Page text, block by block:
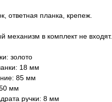
ответная планка, крепеж.
механизм в комплект не входят.
золото
18 мм
85 мм
мм
ручки: 8 мм